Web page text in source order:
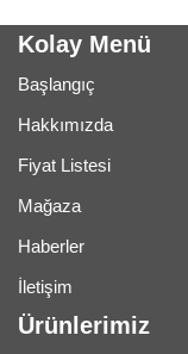
Kolay Menü
Başlangıç
Hakkımızda
Fiyat Listesi
Mağaza
Haberler
İletişim
Ürünlerimiz